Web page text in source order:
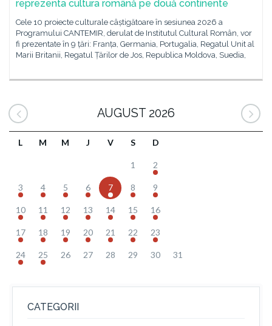
reprezenta cultura română pe două continente
Cele 10 proiecte culturale câștigătoare în sesiunea 2026 a
Programului CANTEMIR, derulat de Institutul Cultural Român, vor
fi prezentate în 9 țări: Franța, Germania, Portugalia, Regatul Unit al
Marii Britanii, Regatul Țărilor de Jos, Republica Moldova, Suedia,
AUGUST 2026
L M M J V S D
1 2
3 4 5 6 7 8 9
10 11 12 13 14 15 16
17 18 19 20 21 22 23
24 25 26 27 28 29 30 31
CATEGORII